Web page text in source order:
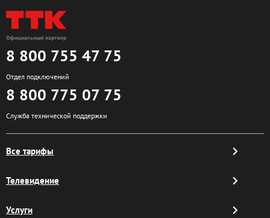
8 800 755 47 75
Отдел подключений
8 800 775 07 75
Служба технической поддержки
Все тарифы
Телевидение
Услуги